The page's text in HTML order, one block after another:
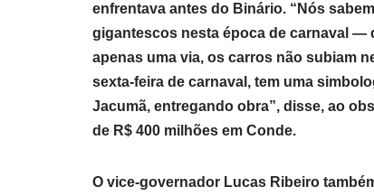
enfrentava antes do Binário. “Nós
gigantescos nesta época de carnaval —
apenas uma via, os carros não subiam
sexta-feira de carnaval, tem uma
Jacumã, entregando obra”, disse, ao
de R$ 400 milhões em Conde.
O vice-governador Lucas Ribeiro